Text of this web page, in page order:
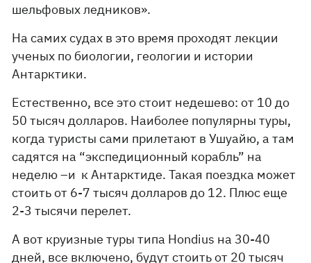
шельфовых ледников».
На самих судах в это время проходят лекции
ученых по биологии, геологии и истории
Антарктики.
Естественно, все это стоит недешево: от 10 до
50 тысяч долларов. Наиболее популярны туры,
когда туристы сами прилетают в Ушуайю, а там
садятся на “экспедиционный корабль” на
неделю –и к Антарктиде. Такая поездка может
стоить от 6-7 тысяч долларов до 12. Плюс еще
2-3 тысячи перелет.
А вот круизные туры типа Hondius на 30-40
дней, все включено, будут стоить от 20 тысяч